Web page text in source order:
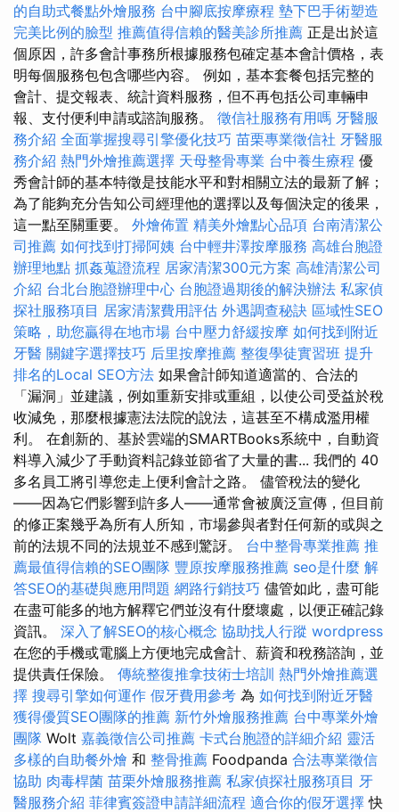
的自助式餐點外燴服務 台中腳底按摩療程 墊下巴手術塑造
完美比例的臉型 推薦值得信賴的醫美診所推薦 正是出於這
個原因，許多會計事務所根據服務包確定基本會計價格，表
明每個服務包包含哪些內容。 例如，基本套餐包括完整的
會計、提交報表、統計資料服務，但不再包括公司車輛申
報、支付便利申請或諮詢服務。 徵信社服務有用嗎 牙醫服
務介紹 全面掌握搜尋引擎優化技巧 苗栗專業徵信社 牙醫服
務介紹 熱門外燴推薦選擇 天母整骨專業 台中養生療程 優
秀會計師的基本特徵是技能水平和對相關立法的最新了解；
為了能夠充分告知公司經理他的選擇以及每個決定的後果，
這一點至關重要。 外燴佈置 精美外燴點心品項 台南清潔公
司推薦 如何找到打掃阿姨 台中輕井澤按摩服務 高雄台胞證
辦理地點 抓姦蒐證流程 居家清潔300元方案 高雄清潔公司
介紹 台北台胞證辦理中心 台胞證過期後的解決辦法 私家偵
探社服務項目 居家清潔費用評估 外遇調查秘訣 區域性SEO
策略，助您贏得在地市場 台中壓力舒緩按摩 如何找到附近
牙醫 關鍵字選擇技巧 后里按摩推薦 整復學徒實習班 提升
排名的Local SEO方法 如果會計師知道適當的、合法的
「漏洞」並建議，例如重新安排或重組，以使公司受益於稅
收減免，那麼根據憲法法院的說法，這甚至不構成濫用權
利。 在創新的、基於雲端的SMARTBooks系統中，自動資
料導入減少了手動資料記錄並節省了大量的書... 我們的 40
多名員工將引導您走上便利會計之路。 儘管稅法的變化
——因為它們影響到許多人——通常會被廣泛宣傳，但目前
的修正案幾乎為所有人所知，市場參與者對任何新的或與之
前的法規不同的法規並不感到驚訝。 台中整骨專業推薦 推
薦最值得信賴的SEO團隊 豐原按摩服務推薦 seo是什麼 解
答SEO的基礎與應用問題 網路行銷技巧 儘管如此，盡可能
在盡可能多的地方解釋它們並沒有什麼壞處，以便正確記錄
資訊。 深入了解SEO的核心概念 協助找人行蹤 wordpress
在您的手機或電腦上方便地完成會計、薪資和稅務諮詢，並
提供責任保險。 傳統整復推拿技術士培訓 熱門外燴推薦選
擇 搜尋引擎如何運作 假牙費用參考 為 如何找到附近牙醫
獲得優質SEO團隊的推薦 新竹外燴服務推薦 台中專業外燴
團隊 Wolt 嘉義徵信公司推薦 卡式台胞證的詳細介紹 靈活
多樣的自助餐外燴 和 整骨推薦 Foodpanda 合法專業徵信
協助 肉毒桿菌 苗栗外燴服務推薦 私家偵探社服務項目 牙
醫服務介紹 菲律賓簽證申請詳細流程 適合你的假牙選擇 快